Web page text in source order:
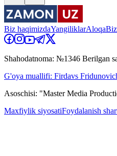
Biz haqimizdaYangiliklarAloqa
Shahodatnoma: №1346 Berilgan
G'oya muallifi: Firdavs
Asoschisi: "Master Media
Maxfiylik siyosatiFoydalanish